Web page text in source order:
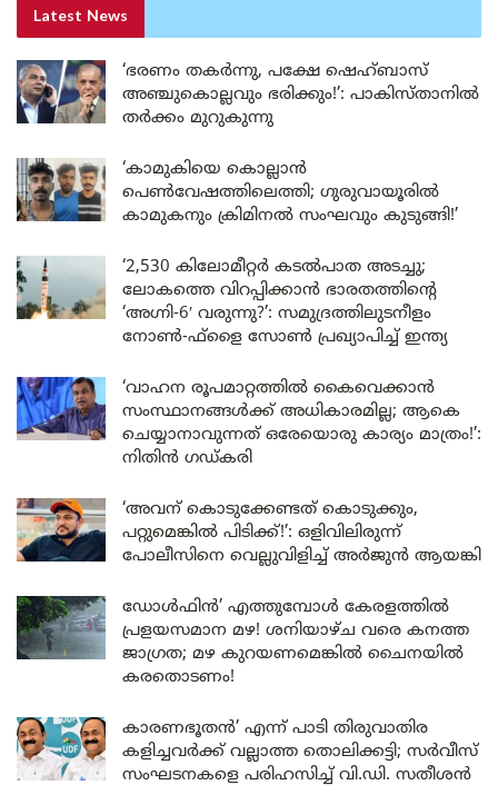
Latest News
‘ഭരണം തകർന്നു, പക്ഷേ ഷെഹ്ബാസ്
അഞ്ചുകൊല്ലവും ഭരിക്കും!’: പാകിസ്താനിൽ
തർക്കം മുറുകുന്നു
‘കാമുകിയെ കൊല്ലാൻ
പെൺവേഷത്തിലെത്തി; ഗുരുവായൂരിൽ
കാമുകനും ക്രിമിനൽ സംഘവും കുടുങ്ങി!’
‘2,530 കിലോമീറ്റർ കടൽപാത അടച്ചു;
ലോകത്തെ വിറപ്പിക്കാൻ ഭാരതത്തിന്റെ
‘അഗ്നി-6′ വരുന്നു?’: സമുദ്രത്തിലുടനീളം
നോൺ-ഫ്ളൈ സോൺ പ്രഖ്യാപിച്ച് ഇന്ത്യ
‘വാഹന രൂപമാറ്റത്തിൽ കൈവെക്കാൻ
സംസ്ഥാനങ്ങൾക്ക് അധികാരമില്ല; ആകെ
ചെയ്യാനാവുന്നത് ഒരേയൊരു കാര്യം മാത്രം!’:
നിതിൻ ഗഡ്കരി
‘അവന് കൊടുക്കേണ്ടത് കൊടുക്കും,
പറ്റുമെങ്കിൽ പിടിക്ക്!’: ഒളിവിലിരുന്ന്
പോലീസിനെ വെല്ലുവിളിച്ച് അർജുൻ ആയങ്കി
ഡോൾഫിൻ’ എത്തുമ്പോൾ കേരളത്തിൽ
പ്രളയസമാന മഴ! ശനിയാഴ്ച വരെ കനത്ത
ജാഗ്രത; മഴ കുറയണമെങ്കിൽ ചൈനയിൽ
കരതൊടണം!
കാരണഭൂതൻ’ എന്ന് പാടി തിരുവാതിര
കളിച്ചവർക്ക് വല്ലാത്ത തൊലിക്കട്ടി; സർവീസ്
സംഘടനകളെ പരിഹസിച്ച് വി.ഡി. സതീശൻ